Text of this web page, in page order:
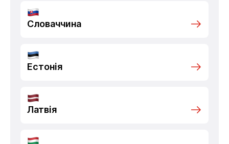
Словаччина
Естонія
Латвія